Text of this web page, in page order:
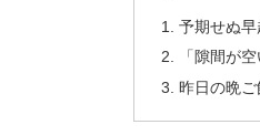
予期せぬ早
「隙間が
昨日の晩ご